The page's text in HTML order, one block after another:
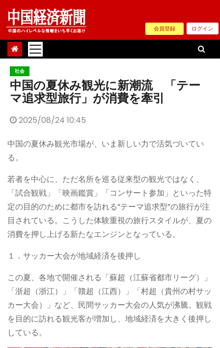
Skip
content
会員登録 ログイン
社会
中国の夏休み観光に新潮流 「テー
マ追求型旅行」が消費を牽引
2025/08/24 10:45
中国の夏休み観光市場が、いま新しい力で活気づいてい
る。
若者を中心に、ただ名所を巡る従来型の観光ではなく、
「試合観戦」「映画鑑賞」「コンサート参加」といった特
定の目的のために都市を訪れる“テーマ追求型”の旅行が注
目されている。こうした体験重視の旅行スタイルが、夏の
消費を押し上げる新たなエンジンとなっている。
１．サッカー大会が地域経済を後押し
この夏、各地で開催される「蘇超（江蘇省都市リーグ）」
「浙超（浙江）」「贛超（江西）」「村超（貴州の村サッ
カー大会）」など、民間サッカー大会の人気が沸騰。観戦
を目的に訪れる観光客が増加し、地域経済を大きく後押し
している。